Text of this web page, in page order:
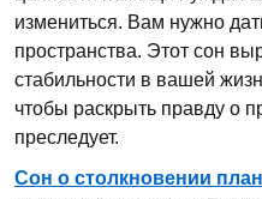
измениться. Вам нужно
пространства. Этот сон
стабильности в вашей
чтобы раскрыть правду о
преследует.
Сон о столкновении